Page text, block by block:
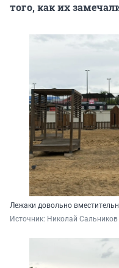
того, как их
Лежаки довольно
Источник: Николай Сальников